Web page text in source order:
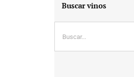
Buscar vinos